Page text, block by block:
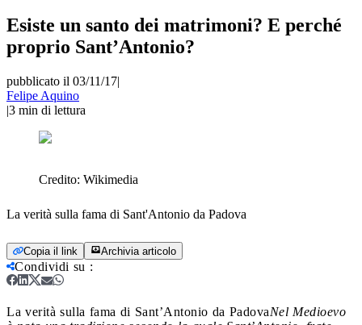
Esiste un santo dei matrimoni? E perché
proprio Sant’Antonio?
pubblicato il 03/11/17|
Felipe Aquino
|3 min di lettura
Credito: Wikimedia
La verità sulla fama di Sant'Antonio da Padova
Copia il link Archivia articolo
Condividi su :
La verità sulla fama di Sant’Antonio da PadovaNel Medioevo